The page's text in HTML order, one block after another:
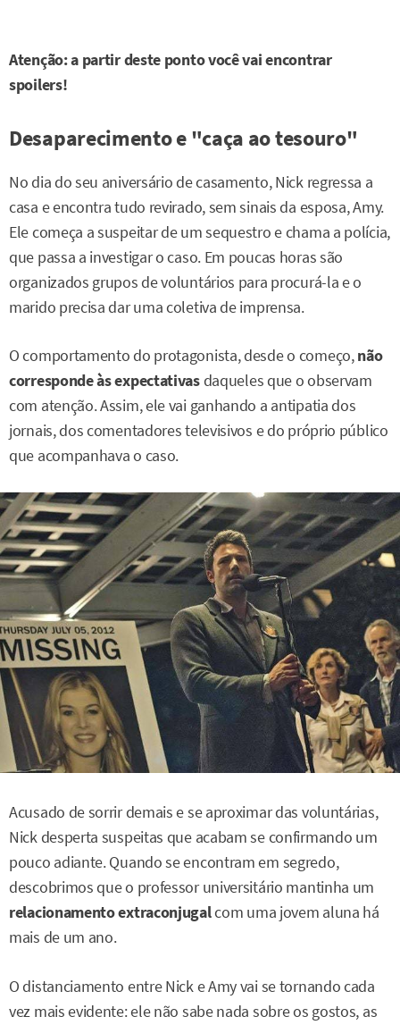
Atenção: a partir deste ponto você vai encontrar
spoilers!
Desaparecimento e "caça ao tesouro"
No dia do seu aniversário de casamento, Nick regressa a
casa e encontra tudo revirado, sem sinais da esposa, Amy.
Ele começa a suspeitar de um sequestro e chama a polícia,
que passa a investigar o caso. Em poucas horas são
organizados grupos de voluntários para procurá-la e o
marido precisa dar uma coletiva de imprensa.
O comportamento do protagonista, desde o começo,não
corresponde às expectativasdaqueles que o observam
com atenção. Assim, ele vai ganhando a antipatia dos
jornais, dos comentadores televisivos e do próprio público
que acompanhava o caso.
Acusado de sorrir demais e se aproximar das voluntárias,
Nick desperta suspeitas que acabam se confirmando um
pouco adiante. Quando se encontram em segredo,
descobrimos que o professor universitário mantinha um
relacionamento extraconjugalcom uma jovem aluna há
mais de um ano.
O distanciamento entre Nick e Amy vai se tornando cada
vez mais evidente: ele não sabe nada sobre os gostos, as